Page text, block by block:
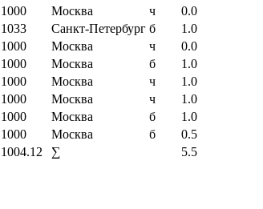
1000 Москва ч
0.0
1033 Санкт-Петербург б
1.0
1000 Москва ч
0.0
1000 Москва б
1.0
1000 Москва ч
1.0
1000 Москва ч
1.0
1000 Москва б
1.0
1000 Москва б
0.5
1004.12 ∑ 5.5